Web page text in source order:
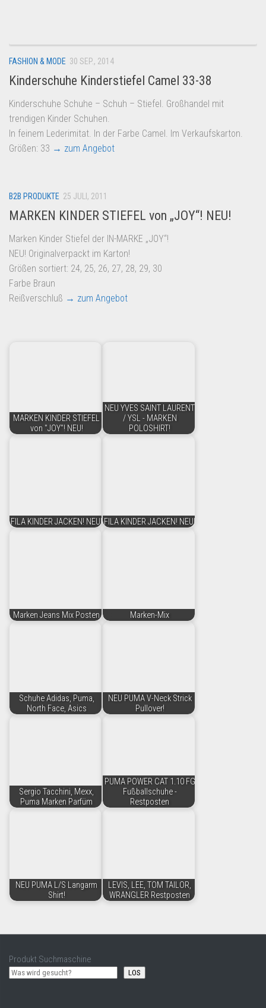
Amazon
Aldi
Lidl
Kostenlos verkaufen
Anmelden
Newsletter
FASHION & MODE 30 SEP., 2014
Kinderschuhe Kinderstiefel Camel 33-38
Kinderschuhe Schuhe – Schuh – Stiefel. Großhandel mit
trendigen Kinder Schuhen.
In feinem Lederimitat. In der Farbe Camel. Im Verkaufskarton.
Größen: 33 → zum Angebot
B2B PRODUKTE 25 JULI, 2011
MARKEN KINDER STIEFEL von „JOY“! NEU!
Marken Kinder Stiefel der IN-MARKE „JOY“!
NEU! Originalverpackt im Karton!
Größen sortiert: 24, 25, 26, 27, 28, 29, 30
Farbe Braun
Reißverschluß → zum Angebot
MARKEN KINDER STIEFEL
von "JOY"! NEU!
NEU YVES SAINT LAURENT
/ YSL - MARKEN
POLOSHIRT!
FILA KINDER JACKEN! NEU! FILA KINDER JACKEN! NEU!
Marken Jeans Mix Posten Marken-Mix
Schuhe Adidas, Puma,
North Face, Asics
NEU PUMA V-Neck Strick
Pullover!
Sergio Tacchini, Mexx,
Puma Marken Parfüm
PUMA POWER CAT 1.10 FG
Fußballschuhe -
Restposten
NEU PUMA L/S Langarm
Shirt!
LEVIS, LEE, TOM TAILOR,
WRANGLER Restposten
Produkt Suchmaschine
LOS